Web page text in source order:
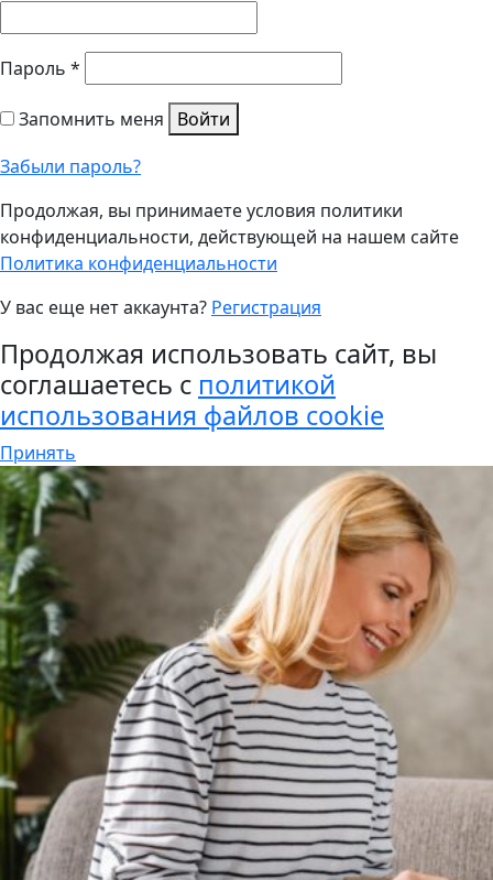
Пароль *
Запомнить меня
Войти
Забыли пароль?
Продолжая, вы принимаете условия политики
конфиденциальности, действующей на нашем сайте
Политика конфиденциальности
У вас еще нет аккаунта? Регистрация
Продолжая использовать сайт, вы
соглашаетесь с политикой
использования файлов cookie
Принять